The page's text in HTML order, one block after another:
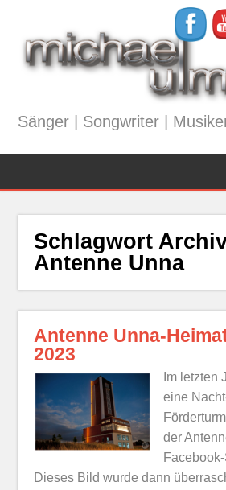
Sänger | Songwriter |
Schlagwort
Antenne Unna
Antenne Unna-
2023
Im letzten
eine
der
Dieses Bild wurde dann